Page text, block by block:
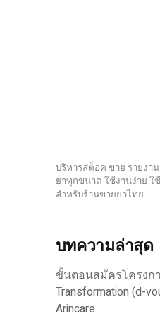
บริหารสต็อค ขาย รายงา
ยาทุกขนาด ใช้งานง่าย
สำหรับร้านขายยาไทย
บทความล่าสุด
ขั้นตอนสมัครโครงก
Transformation (d-
Arincare